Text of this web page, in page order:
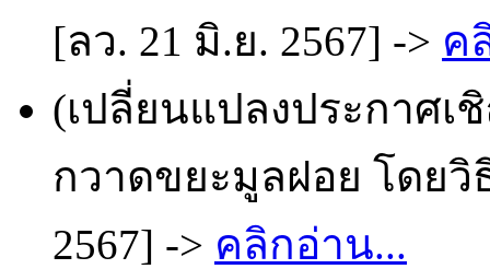
[ลว. 21 มิ.ย. 2567] -> ค
(เปลี่ยนแปลงประกาศเ
กวาดขยะมูลฝอย โดยวิ
2567] -> คลิกอ่าน...